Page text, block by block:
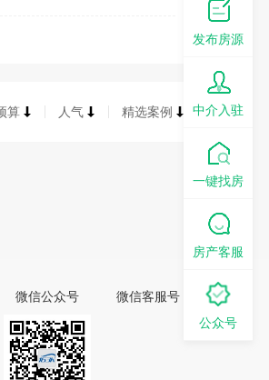
算 人气 精选案例
微信公众号 微信客服号
发布房源
中介入驻
一键找房
房产客服
公众号